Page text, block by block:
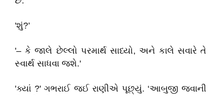
'શું?’
'– કે જાલે છેલ્લો પરમાર્થ સાધ્યો, અને કાલે સવારે તે
સ્વાર્થ સાધવા જશે.'
'ક્યાં ?' ગભરાઈ જઈ રાણીએ પૂછ્યું. ‘આબુજી જવાની